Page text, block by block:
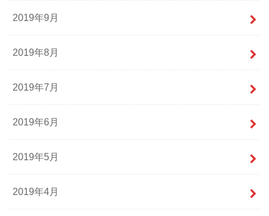
2019年9月
2019年8月
2019年7月
2019年6月
2019年5月
2019年4月